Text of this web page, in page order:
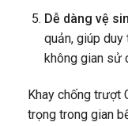
Dễ dàng vệ
quản, giúp
không gian sử
Khay chống trượt
trọng trong gian